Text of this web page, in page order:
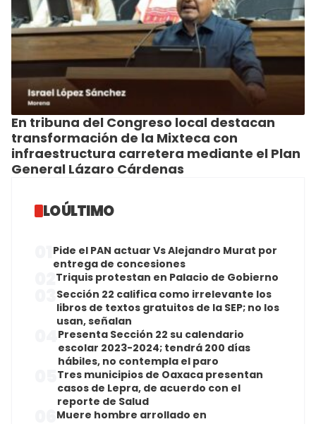
En tribuna del Congreso local destacan
transformación de la Mixteca con
infraestructura carretera mediante el Plan
General Lázaro Cárdenas
LO ÚLTIMO
Pide el PAN actuar Vs Alejandro Murat por
entrega de concesiones
Triquis protestan en Palacio de Gobierno
Sección 22 califica como irrelevante los
libros de textos gratuitos de la SEP; no los
usan, señalan
Presenta Sección 22 su calendario
escolar 2023-2024; tendrá 200 días
hábiles, no contempla el paro
Tres municipios de Oaxaca presentan
casos de Lepra, de acuerdo con el
reporte de Salud
Muere hombre arrollado en